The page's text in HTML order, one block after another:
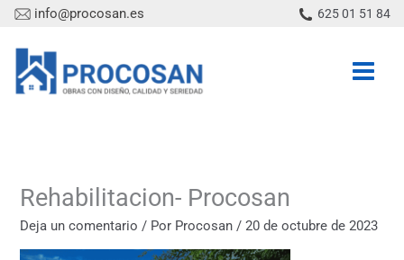
contenido
info@procosan.es 625 01 51 84
Rehabilitacion- Procosan
Deja un comentario / Por Procosan/20 de octubre de 2023